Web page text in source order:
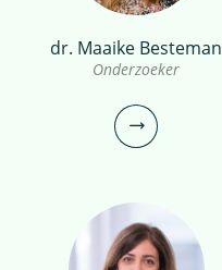
dr. Vincent Peters
Onderzoeker
dr. Maaike Besteman
Onderzoeker